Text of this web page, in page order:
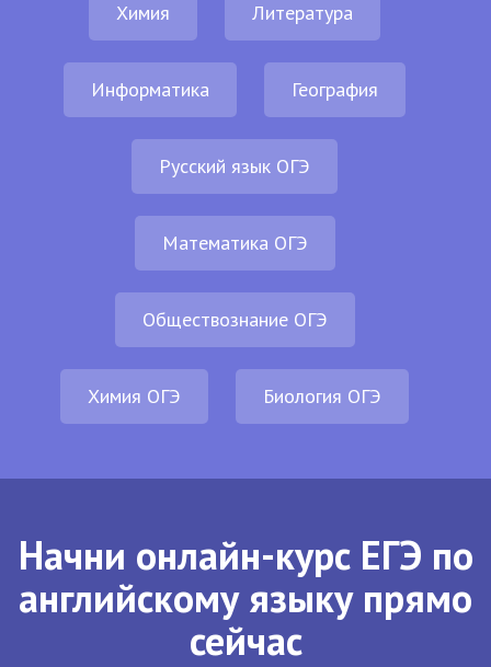
Химия Литература
Информатика География
Русский язык ОГЭ
Математика ОГЭ
Обществознание ОГЭ
Химия ОГЭ Биология ОГЭ
Начни онлайн-курс ЕГЭ по
английскому языку прямо
сейчас